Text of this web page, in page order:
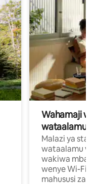
Wahamaji
wataalamu
Malazi ya
wataalamu
wakiwa mbali
wenye Wi-Fi
mahususi za